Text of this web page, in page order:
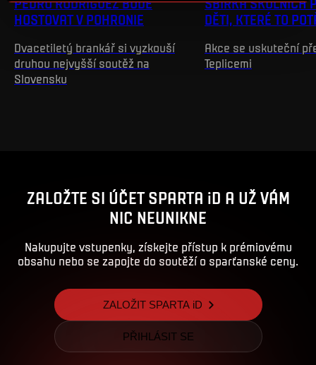
PEDRO RODRIGUEZ BUDE
HOSTOVAT V POHRONIE
Dvacetiletý brankář si vyzkouší
druhou nejvyšší soutěž na
Slovensku
SBÍRKA ŠKOLNÍCH
DĚTI, KTERÉ TO
Akce se uskuteční
Teplicemi
ZALOŽTE SI ÚČET SPARTA iD A UŽ VÁM
NIC NEUNIKNE
Nakupujte vstupenky, získejte přístup k prémiovému
obsahu nebo se zapojte do soutěží o sparťanské ceny.
ZALOŽIT SPARTA iD
PŘIHLÁSIT SE